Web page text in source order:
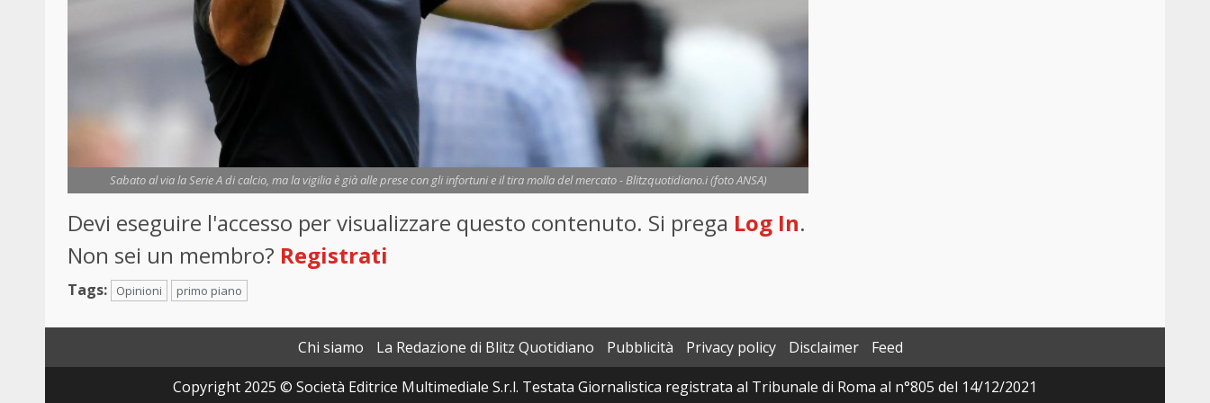
Sabato al via la Serie A di calcio, ma la vigilia è già alle prese con gli infortuni e il tira molla del mercato - Blitzquotidiano.i (foto ANSA)
Devi eseguire l'accesso per visualizzare questo contenuto. Si prega Log In.
Non sei un membro? Registrati
Tags: Opinioni primo piano
Chi siamo La Redazione di Blitz Quotidiano Pubblicità Privacy policy Disclaimer
Feed
Copyright 2025 © Società Editrice Multimediale S.r.l. Testata Giornalistica registrata al Tribunale di Roma al n°805 del 14/12/2021